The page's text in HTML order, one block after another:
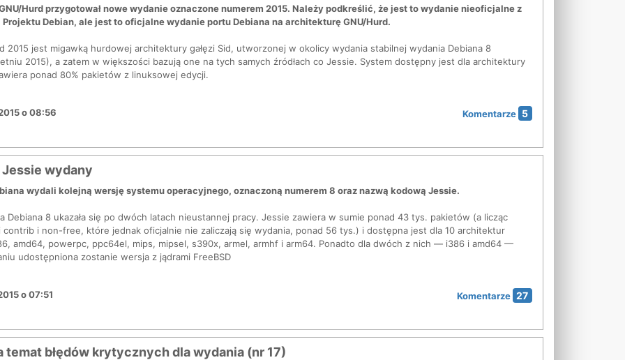
Hurd przygotował nowe wydanie oznaczone numerem 2015. Należy podkreślić, że jest to wydanie nieoficjalne z
Debian, ale jest to oficjalne wydanie portu Debiana na architekturę GNU/Hurd.
2015 jest migawką hurdowej architektury gałęzi Sid, utworzonej w okolicy wydania stabilnej wydania Debiana 8
2015), a zatem w większości bazują one na tych samych źródłach co Jessie. System dostępny jest dla architektury
ponad 80% pakietów z linuksowej edycji.
o 08:56 Komentarze 5
Jessie wydany
wydali kolejną wersję systemu operacyjnego, oznaczoną numerem 8 oraz nazwą kodową Jessie.
Debiana 8 ukazała się po dwóch latach nieustannej pracy. Jessie zawiera w sumie ponad 43 tys. pakietów (a licząc
contrib i non-free, które jednak oficjalnie nie zaliczają się wydania, ponad 56 tys.) i dostępna jest dla 10 architektur
amd64, powerpc, ppc64el, mips, mipsel, s390x, armel, armhf i arm64. Ponadto dla dwóch z nich — i386 i amd64 —
udostępniona zostanie wersja z jądrami FreeBSD
o 07:51 Komentarze 27
temat błędów krytycznych dla wydania (nr 17)